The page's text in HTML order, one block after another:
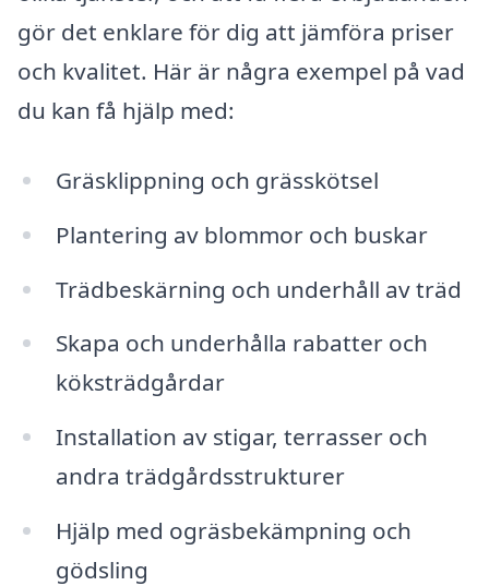
gör det enklare för dig att jämföra priser
och kvalitet. Här är några exempel på vad
du kan få hjälp med:
Gräsklippning och grässkötsel
Plantering av blommor och buskar
Trädbeskärning och underhåll av träd
Skapa och underhålla rabatter och
köksträdgårdar
Installation av stigar, terrasser och
andra trädgårdsstrukturer
Hjälp med ogräsbekämpning och
gödsling